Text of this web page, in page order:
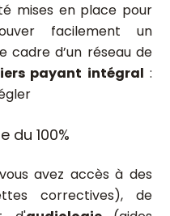
mises en place pour
facilement un
cadre d’un réseau de
payant intégral :
du 100%
avez accès à des
correctives), de